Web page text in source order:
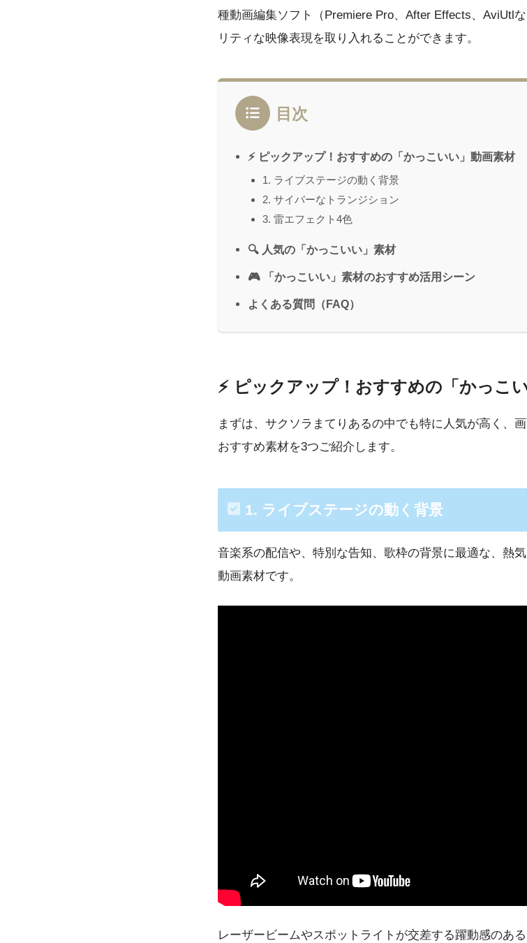
種動画編集ソフト（Premiere Pro、After Effects、AviUtl
リティな映像表現を取り入れることができます。
目次
⚡ ピックアップ！おすすめの「かっこいい」動画素材
1. ライブステージの動く背景
2. サイバーなトランジション
3. 雷エフェクト4色
🔍 人気の「かっこいい」素材
🎮 「かっこいい」素材のおすすめ活用シーン
よくある質問（FAQ）
⚡ ピックアップ！おすすめの「かっこ
まずは、サクソラまてりあるの中でも特に人気が高く、
おすすめ素材を3つご紹介します。
1. ライブステージの動く背景
音楽系の配信や、特別な告知、歌枠の背景に最適な、熱
動画素材です。
レーザービームやスポットライトが交差する躍動感のあ